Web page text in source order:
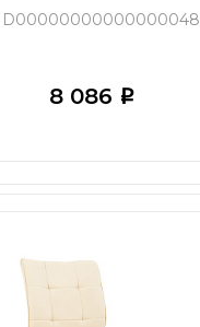
87)
8 086 i